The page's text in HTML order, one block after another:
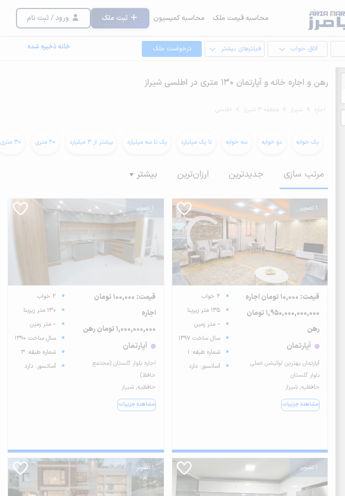
محاسبه قیمت ملک محاسبه کمیسیون ثبت ملک ورود / ثبت نام
اتاق خواب فیلترهای بیشتر درخواست ملک خانه ذخیره شده
رهن و اجاره خانه و آپارتمان 130 متری در اطلسی شیراز
اجاره شیراز منطقه 3 شیراز اطلسی
یک خوابه دو خوابه سه خوابه تا یک میلیارد یک تا سه میلیارد بیشتر از 3 میلیارد 20 متری 30 متری
مرتب سازی جدیدترین ارزان‌ترین بیشتر
1 تصویر
قیمت: 10,000 تومان اجاره
1,950,000,000,000 تومان
رهن
آپارتمان
آپارتمان بهترین لوکیشن اصلی
بلوار گلستان
حافظیه, شیراز
مشاهده جزییات
2 خواب
135 متر زیربنا
-- متر زمین
سال ساخت 1397
شماره طبقه: 1
آسانسور: دارد
1 تصویر
قیمت: 100,000 تومان
اجاره
1,000,000,000 تومان رهن
آپارتمان
اجاره بلوار گلستان (مجتمع
حافظ)
حافظیه, شیراز
مشاهده جزییات
2 خواب
130 متر زیربنا
-- متر زمین
سال ساخت 1390
شماره طبقه: 3
آسانسور: دارد
1 تصویر 1 تصویر